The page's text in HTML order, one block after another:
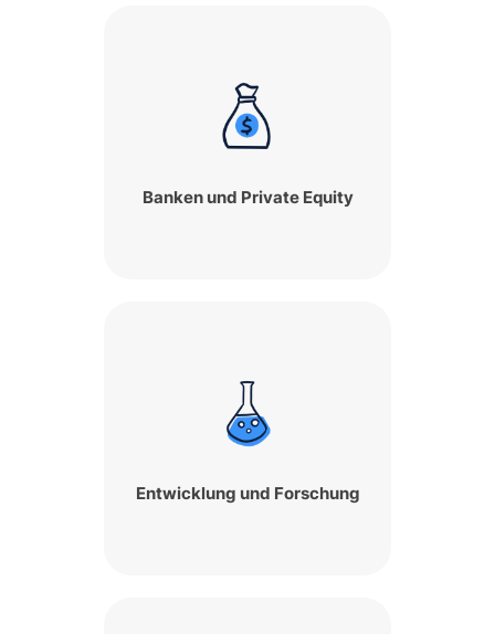
Banken und Private Equity
Entwicklung und Forschung